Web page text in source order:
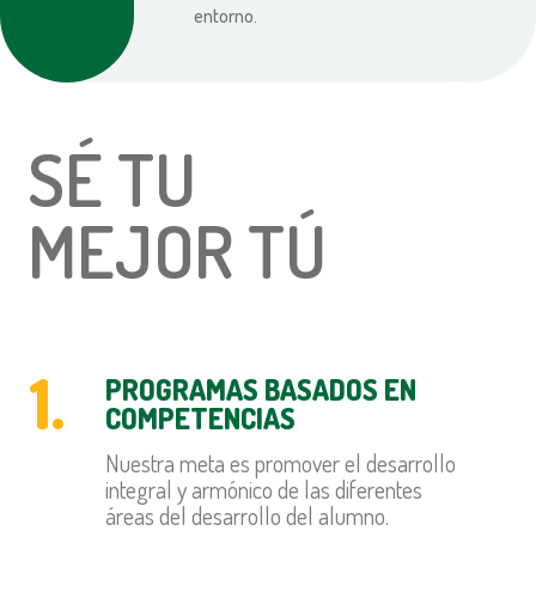
entorno.
SÉ TU
MEJOR TÚ
1. PROGRAMAS BASADOS EN
COMPETENCIAS
Nuestra meta es promover el desarrollo
integral y armónico de las diferentes
áreas del desarrollo del alumno.